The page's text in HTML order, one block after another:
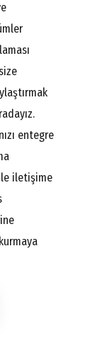
entegre
iletişime